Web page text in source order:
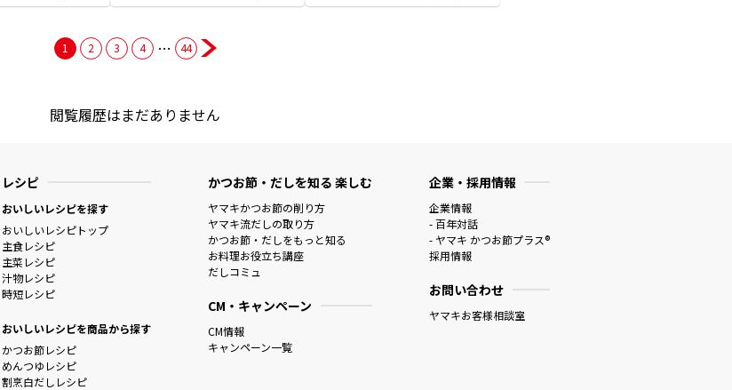
1 2 3 4 … 44
閲覧履歴はまだありません
レシピ
おいしいレシピを探す
おいしいレシピトップ
主食レシピ
主菜レシピ
汁物レシピ
時短レシピ
おいしいレシピを商品から探す
かつお節レシピ
めんつゆレシピ
割烹白だしレシピ
かつお節・だしを知る 楽しむ
ヤマキかつお節の削り方
ヤマキ流だしの取り方
かつお節・だしをもっと知る
お料理お役立ち講座
だしコミュ
CM・キャンペーン
CM情報
キャンペーン一覧
企業・採用情報
企業情報
- 百年対話
- ヤマキ かつお節プラス®
採用情報
お問い合わせ
ヤマキお客様相談室